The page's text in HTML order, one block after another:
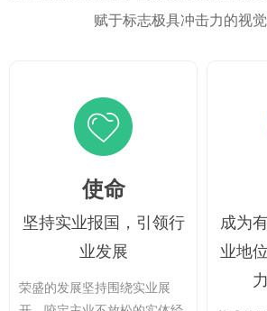
赋于标志极具冲击力的视觉
使命
坚持实业报国，引领行
业发展
荣盛的发展坚持围绕实业展
成为
业地